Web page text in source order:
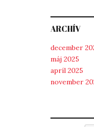
ARCHÍV
december
máj 2025
apríl 2025
november